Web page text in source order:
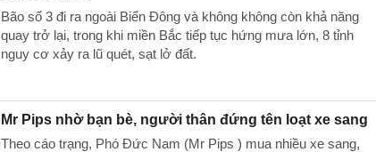
Bão số 3 đi ra ngoài Biển Đông và không không còn khả năng
quay trở lại, trong khi miền Bắc tiếp tục hứng mưa lớn, 8 tỉnh
nguy cơ xảy ra lũ quét, sạt lở đất.
Mr Pips nhờ bạn bè, người thân đứng tên loạt xe sang
Theo cáo trạng, Phó Đức Nam (Mr Pips ) mua nhiều xe sang,